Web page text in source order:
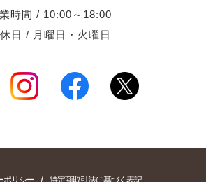
時間 / 10:00～18:00
日 / 月曜日・火曜日
ポリシー / 特定商取引法に基づく表記